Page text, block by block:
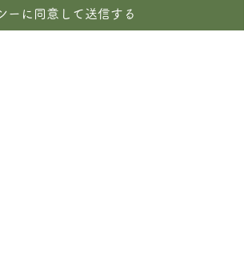
ーに同意して送信する